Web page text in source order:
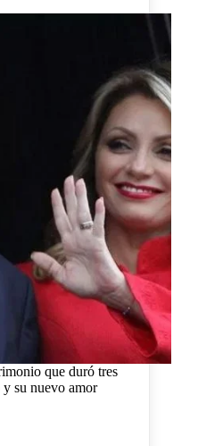
que duró tres
su nuevo amor